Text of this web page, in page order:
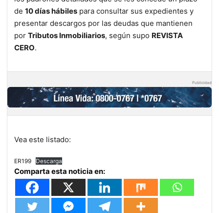
de 10 días hábiles para consultar sus expedientes y
presentar descargos por las deudas que mantienen
por Tributos Inmobiliarios, según supo REVISTA
CERO.
Publicidad
Vea este listado:
ER199 Descarga
Comparta esta noticia en: